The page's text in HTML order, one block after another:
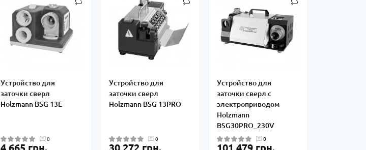
Устройство для
заточки сверл
Holzmann BSG 13E
0
4 665 грн.
Устройство для
заточки сверл
Holzmann BSG 13PRO
0
30 272 грн.
Устройство для
заточки сверл c
электроприводом
Holzmann
BSG30PRO_230V
0
101 479 грн.